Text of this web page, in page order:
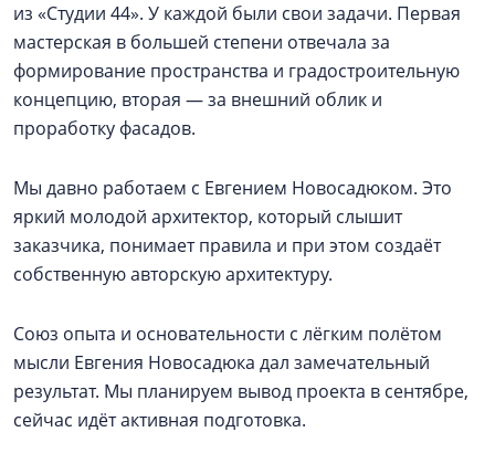
из «Студии 44». У каждой были свои задачи. Первая
мастерская в большей степени отвечала за
формирование пространства и градостроительную
концепцию, вторая — за внешний облик и
проработку фасадов.
Мы давно работаем с Евгением Новосадюком. Это
яркий молодой архитектор, который слышит
заказчика, понимает правила и при этом создаёт
собственную авторскую архитектуру.
Союз опыта и основательности с лёгким полётом
мысли Евгения Новосадюка дал замечательный
результат. Мы планируем вывод проекта в сентябре,
сейчас идёт активная подготовка.